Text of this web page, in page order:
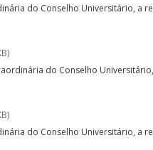
do Conselho Universitário, a
do Conselho
do Conselho Universitário, a